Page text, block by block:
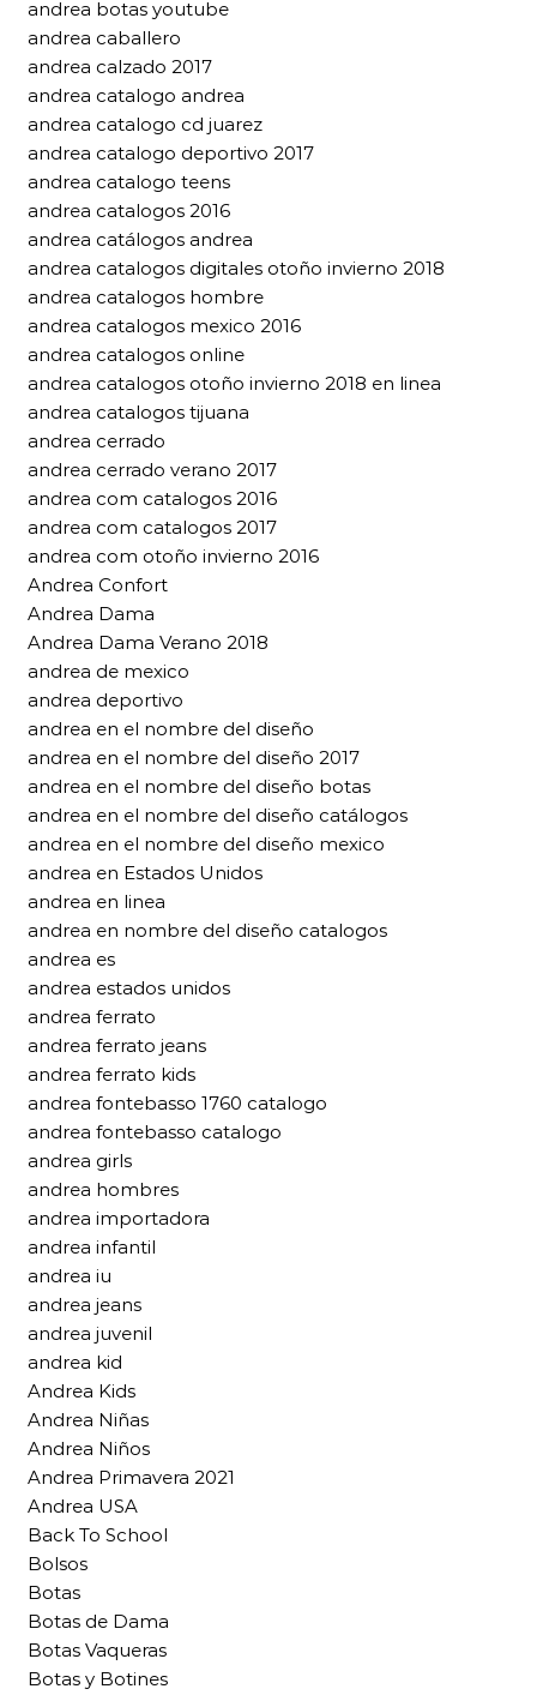
andrea botas youtube
andrea caballero
andrea calzado 2017
andrea catalogo andrea
andrea catalogo cd juarez
andrea catalogo deportivo 2017
andrea catalogo teens
andrea catalogos 2016
andrea catálogos andrea
andrea catalogos digitales otoño invierno 2018
andrea catalogos hombre
andrea catalogos mexico 2016
andrea catalogos online
andrea catalogos otoño invierno 2018 en linea
andrea catalogos tijuana
andrea cerrado
andrea cerrado verano 2017
andrea com catalogos 2016
andrea com catalogos 2017
andrea com otoño invierno 2016
Andrea Confort
Andrea Dama
Andrea Dama Verano 2018
andrea de mexico
andrea deportivo
andrea en el nombre del diseño
andrea en el nombre del diseño 2017
andrea en el nombre del diseño botas
andrea en el nombre del diseño catálogos
andrea en el nombre del diseño mexico
andrea en Estados Unidos
andrea en linea
andrea en nombre del diseño catalogos
andrea es
andrea estados unidos
andrea ferrato
andrea ferrato jeans
andrea ferrato kids
andrea fontebasso 1760 catalogo
andrea fontebasso catalogo
andrea girls
andrea hombres
andrea importadora
andrea infantil
andrea iu
andrea jeans
andrea juvenil
andrea kid
Andrea Kids
Andrea Niñas
Andrea Niños
Andrea Primavera 2021
Andrea USA
Back To School
Bolsos
Botas
Botas de Dama
Botas Vaqueras
Botas y Botines